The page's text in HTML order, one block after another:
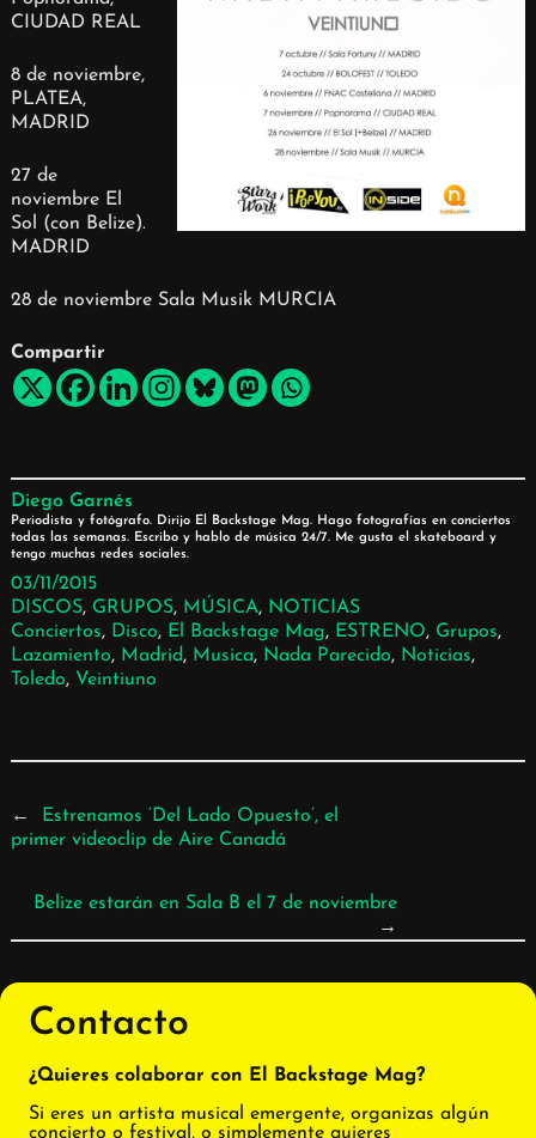
CIUDAD REAL
8 de noviembre,
PLATEA,
MADRID
27 de
noviembre El
Sol (con Belize).
MADRID
28 de noviembre Sala Musik MURCIA
Compartir
Diego Garnés
Periodista y fotógrafo. Dirijo El Backstage Mag. Hago fotografías en conciertos
todas las semanas. Escribo y hablo de música 24/7. Me gusta el skateboard y
tengo muchas redes sociales.
03/11/2015
DISCOS, GRUPOS, MÚSICA, NOTICIAS
Conciertos, Disco, El Backstage Mag, ESTRENO, Grupos ,
Lazamiento, Madrid, Musica, Nada Parecido, Noticias ,
Toledo, Veintiuno
←
Estrenamos ‘Del Lado Opuesto’, el
primer videoclip de Aire Canadá
Belize estarán en Sala B el 7 de noviembre
→
Contacto
¿Quieres colaborar con El Backstage Mag?
Si eres un artista musical emergente, organizas algún
concierto o festival, o simplemente quieres